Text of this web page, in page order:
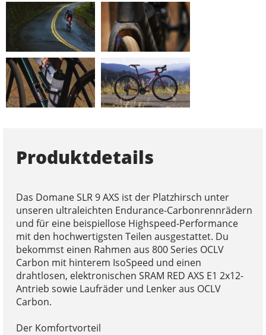
Produktdetails
Das Domane SLR 9 AXS ist der Platzhirsch unter
unseren ultraleichten Endurance-Carbonrennrädern
und für eine beispiellose Highspeed-Performance
mit den hochwertigsten Teilen ausgestattet. Du
bekommst einen Rahmen aus 800 Series OCLV
Carbon mit hinterem IsoSpeed und einen
drahtlosen, elektronischen SRAM RED AXS E1 2x12-
Antrieb sowie Laufräder und Lenker aus OCLV
Carbon.
Der Komfortvorteil